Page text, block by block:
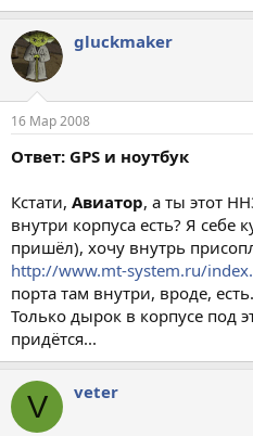
gluckmaker
16 Мар 2008
Ответ: GPS и ноутбук
Кстати, Авиатор, а ты этот
внутри корпуса есть? Я себе
пришёл), хочу внутрь
http://www.mt-system.ru/
порта там внутри, вроде,
Только дырок в корпусе под
придётся...
V veter